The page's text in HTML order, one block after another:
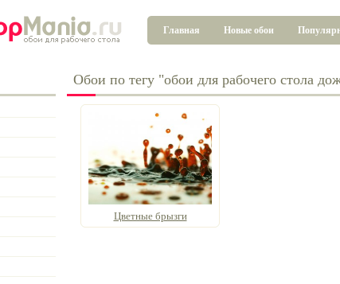
Главная Новые обои
Обои по тегу "обои для рабочего стола
Цветные брызги